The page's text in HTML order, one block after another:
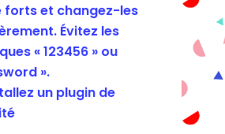
forts et changez-les
Évitez les
« 123456 » ou
».
un plugin de